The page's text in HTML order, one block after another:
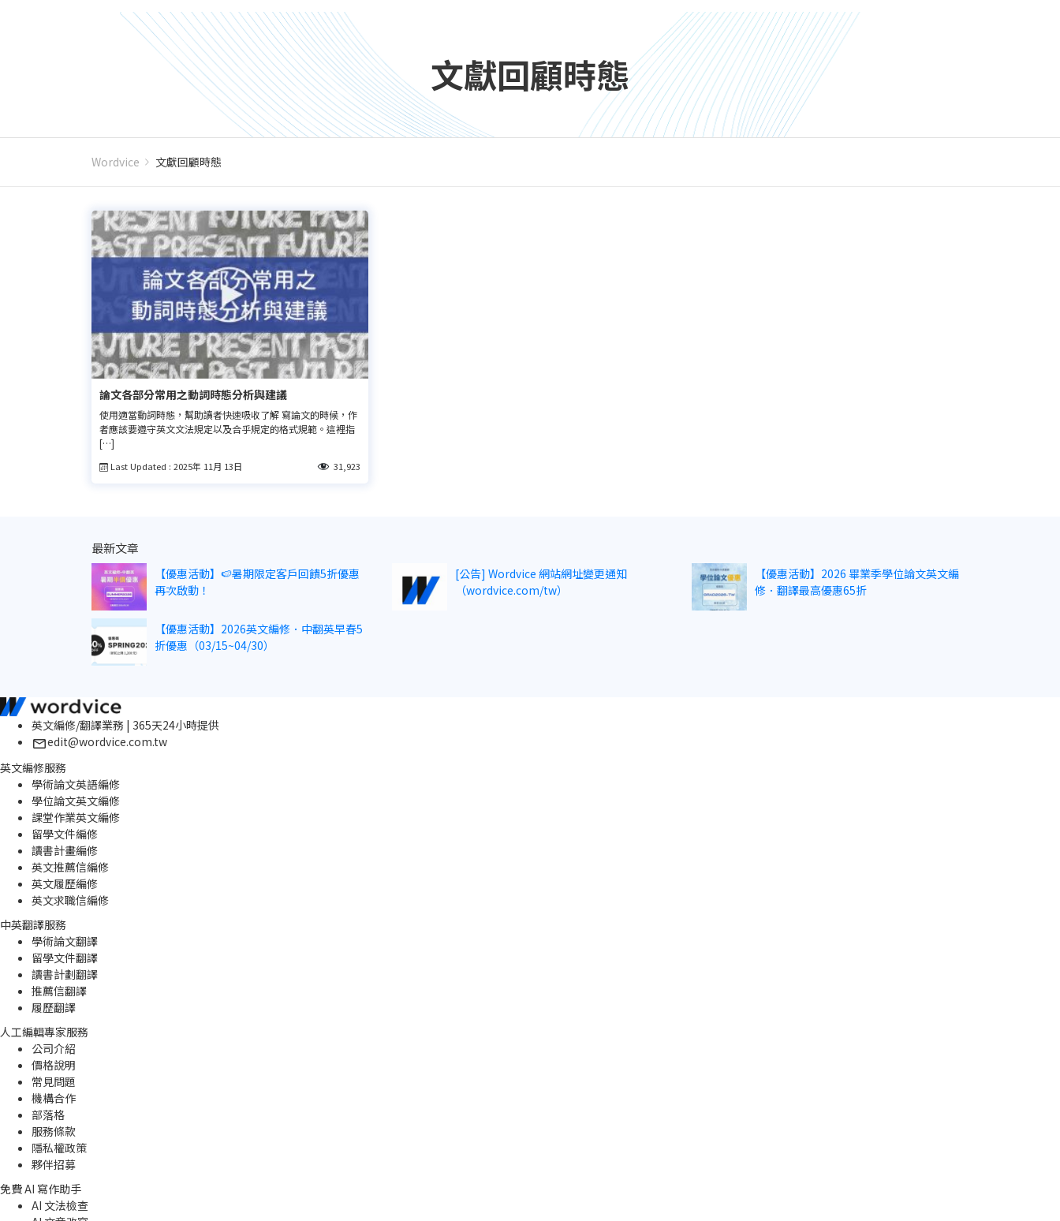
文獻回顧時態
Wordvice 文獻回顧時態
論文各部分常用之動詞時態分析與建議
使用適當動詞時態，幫助讀者快速吸收了解 寫論文的時候，作
者應該要遵守英文文法規定以及合乎規定的格式規範。這裡指
[…]
Last Updated : 2025年 11月 13日 31,923
最新文章
【優惠活動】🍉暑期限定客戶回饋5折優惠
再次啟動！
[公告] Wordvice 網站網址變更通知
（wordvice.com/tw）
【優惠活動】2026 畢業季學位論文英文編
修．翻譯最高優惠65折
【優惠活動】2026英文編修．中翻英早春5
折優惠（03/15~04/30）
英文編修/翻譯業務 | 365天24小時提供
edit@wordvice.com.tw
英文編修服務
學術論文英語編修
學位論文英文編修
課堂作業英文編修
留學文件編修
讀書計畫編修
英文推薦信編修
英文履歷編修
英文求職信編修
中英翻譯服務
學術論文翻譯
留學文件翻譯
讀書計劃翻譯
推薦信翻譯
履歷翻譯
人工編輯專家服務
公司介紹
價格說明
常見問題
機構合作
部落格
服務條款
隱私權政策
夥伴招募
免費 AI 寫作助手
AI 文法檢查